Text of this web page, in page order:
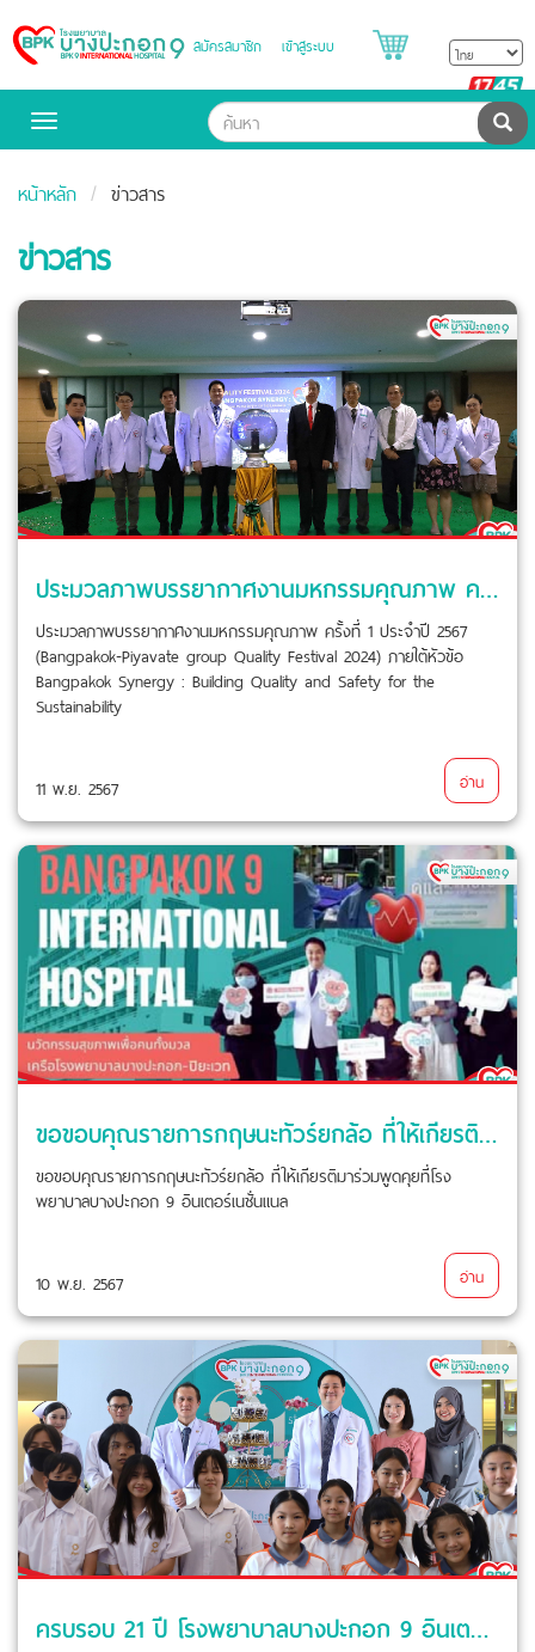
Bangpakok
Hospital
สมัครสมาชิก เข้าสู่ระบบ
Toggle
ค้น
หน้าหลัก ข่าวสาร
ข่าวสาร
ประมวลภาพบรรยากาศงานมหกรรมคุณภาพ ครั้งที่ 1 ประจำปี 2567
ประมวลภาพบรรยากาศงานมหกรรมคุณภาพ ครั้งที่ 1 ประจำปี 2567
(Bangpakok-Piyavate group Quality Festival 2024) ภายใต้หัวข้อ
Bangpakok Synergy : Building Quality and Safety for the
Sustainability
11 พ.ย. 2567 อ่าน
ขอขอบคุณรายการกฤษนะทัวร์ยกล้อ ที่ให้เกียรติมาร่วมพูดคุยกับเรา
ขอขอบคุณรายการกฤษนะทัวร์ยกล้อ ที่ให้เกียรติมาร่วมพูดคุยที่โรง
พยาบาลบางปะกอก 9 อินเตอร์เนชั่นแนล
10 พ.ย. 2567 อ่าน
ครบรอบ 21 ปี โรงพยาบาลบางปะกอก 9 อินเตอร์เนชั่นแนล